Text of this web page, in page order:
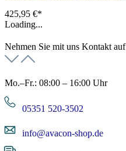
425,95 €*
Loading...
Nehmen Sie mit uns Kontakt auf
Mo.–Fr.: 08:00 – 16:00 Uhr
05351 520-3502
info@avacon-shop.de